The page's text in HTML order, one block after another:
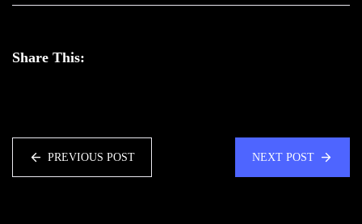
Share This:
PREVIOUS POST NEXT POST